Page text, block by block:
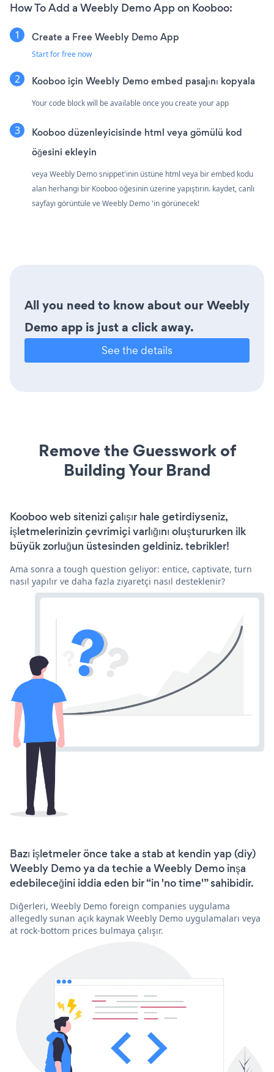
How To Add a Weebly Demo App on Kooboo:
Create a Free Weebly Demo App
Start for free now
Kooboo için Weebly Demo embed pasajını kopyala
Your code block will be available once you create your app
Kooboo düzenleyicisinde html veya gömülü kod
öğesini ekleyin
veya Weebly Demo snippet'inin üstüne html veya bir embed kodu
alan herhangi bir Kooboo öğesinin üzerine yapıştırın. kaydet, canlı
sayfayı görüntüle ve Weebly Demo 'in görünecek!
All you need to know about our Weebly
Demo app is just a click away.
See the details
Remove the Guesswork of
Building Your Brand
Kooboo web sitenizi çalışır hale getirdiyseniz,
işletmelerinizin çevrimiçi varlığını oluştururken ilk
büyük zorluğun üstesinden geldiniz. tebrikler!
Ama sonra a tough question geliyor: entice, captivate, turn
nasıl yapılır ve daha fazla ziyaretçi nasıl desteklenir?
Bazı işletmeler önce take a stab at kendin yap (diy)
Weebly Demo ya da techie a Weebly Demo inşa
edebileceğini iddia eden bir “in 'no time'” sahibidir.
Diğerleri, Weebly Demo foreign companies uygulama
allegedly sunan açık kaynak Weebly Demo uygulamaları veya
at rock-bottom prices bulmaya çalışır.